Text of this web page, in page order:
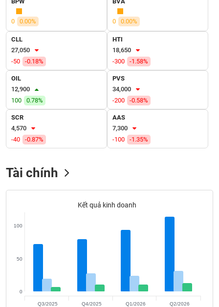
0 0.00% 0 0.00%
CLL
27,050
-50
-0.18%
HTI
18,650
-300
-1.58%
OIL
12,900
100
0.78%
PVS
34,000
-200
-0.58%
SCR
4,570
-40
-0.87%
AAS
7,300
-100
-1.35%
Tài chính
Kết quả kinh doanh
0
50
100
Q3/2025 Q4/2025 Q1/2026 Q2/2026
VỤ
TRUYỀN
THÔNG
TIỆN
BẤT
ĐỘNG
Mã
đạo
(-)
Người liên quan Cổ đông lớn